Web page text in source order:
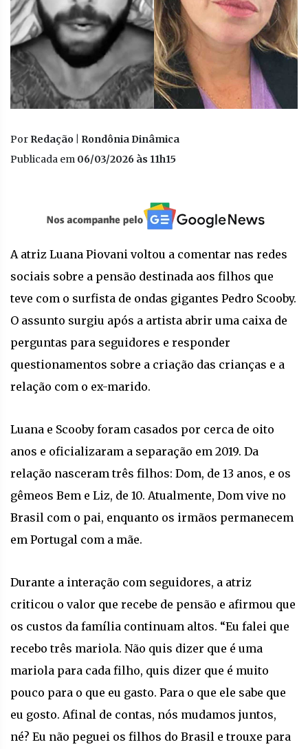
Por Redação | Rondônia Dinâmica
Publicada em 06/03/2026 às 11h15
A atriz Luana Piovani voltou a comentar nas redes
sociais sobre a pensão destinada aos filhos que
teve com o surfista de ondas gigantes Pedro Scooby.
O assunto surgiu após a artista abrir uma caixa de
perguntas para seguidores e responder
questionamentos sobre a criação das crianças e a
relação com o ex-marido.
Luana e Scooby foram casados por cerca de oito
anos e oficializaram a separação em 2019. Da
relação nasceram três filhos: Dom, de 13 anos, e os
gêmeos Bem e Liz, de 10. Atualmente, Dom vive no
Brasil com o pai, enquanto os irmãos permanecem
em Portugal com a mãe.
Durante a interação com seguidores, a atriz
criticou o valor que recebe de pensão e afirmou que
os custos da família continuam altos. “Eu falei que
recebo três mariola. Não quis dizer que é uma
mariola para cada filho, quis dizer que é muito
pouco para o que eu gasto. Para o que ele sabe que
eu gosto. Afinal de contas, nós mudamos juntos,
né? Eu não peguei os filhos do Brasil e trouxe para